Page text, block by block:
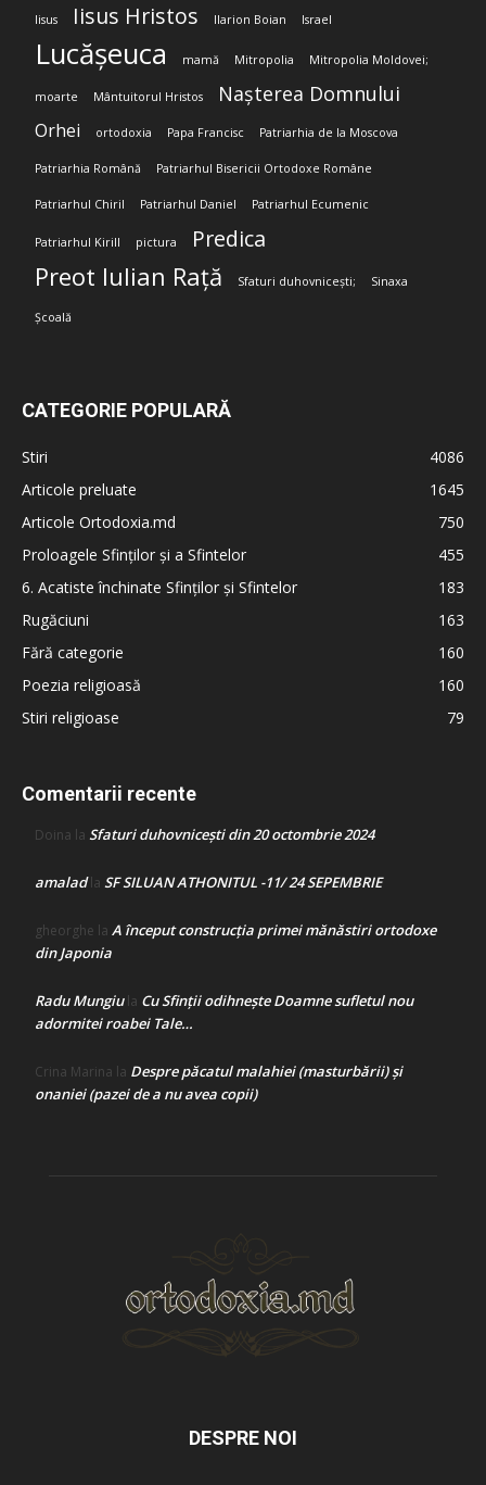
Iisus Iisus Hristos Ilarion Boian Israel
Lucășeuca mamă Mitropolia Mitropolia Moldovei;
moarte Mântuitorul Hristos Nașterea Domnului
Orhei ortodoxia Papa Francisc Patriarhia de la Moscova
Patriarhia Română Patriarhul Bisericii Ortodoxe Române
Patriarhul Chiril Patriarhul Daniel Patriarhul Ecumenic
Patriarhul Kirill pictura Predica
Preot Iulian Rață Sfaturi duhovnicești; Sinaxa
Școală
CATEGORIE POPULARĂ
Stiri
4086
Articole preluate
1645
Articole Ortodoxia.md
750
Proloagele Sfinților și a Sfintelor
455
6. Acatiste închinate Sfinților și Sfintelor
183
Rugăciuni
163
Fără categorie
160
Poezia religioasă
160
Stiri religioase
79
Comentarii recente
Doina la Sfaturi duhovnicești din 20 octombrie 2024
amaladla SF SILUAN ATHONITUL -11/ 24 SEPEMBRIE
gheorghe la A început construcţia primei mănăstiri ortodoxe
din Japonia
Radu Mungiula Cu Sfinții odihnește Doamne sufletul nou
adormitei roabei Tale…
Crina Marina la Despre păcatul malahiei (masturbării) şi
onaniei (pazei de a nu avea copii)
DESPRE NOI